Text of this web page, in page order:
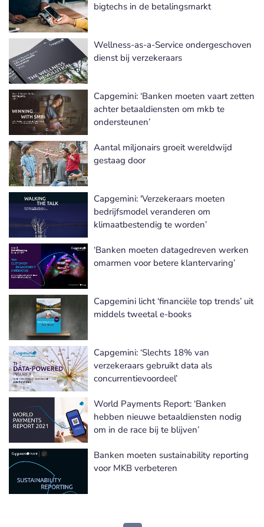
bigtechs in de betalingsmarkt
Wellness-as-a-Service ondergeschoven
dienst bij verzekeraars
Capgemini: ‘Banken moeten vaart zetten
achter betaaldiensten om mkb te
ondersteunen’
Aantal miljonairs groeit wereldwijd
gestaag door
Capgemini: 'Verzekeraars moeten
bedrijfsmodel veranderen om
klimaatbestendig te worden’
‘Banken moeten datagedreven werken
omarmen voor betere klantervaring’
Capgemini licht ‘financiële top trends’ uit
middels tweetal e-books
Capgemini: ‘Slechts 18% van
verzekeraars gebruikt data als
concurrentievoordeel’
World Payments Report: ‘Banken
hebben nieuwe betaaldiensten nodig
om in de race bij te blijven’
Banken moeten sustainability reporting
voor MKB verbeteren